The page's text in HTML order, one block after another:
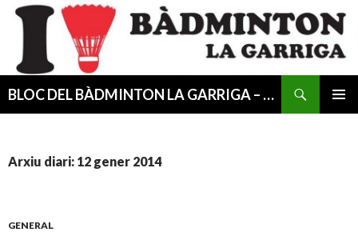
BLOC DEL BÀDMINTON LA GARRIGA – CESIB
Arxiu diari: 12 gener 2014
GENERAL